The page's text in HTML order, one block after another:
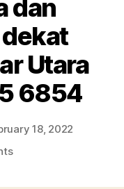
dan
Utara
6854
18, 2022
on